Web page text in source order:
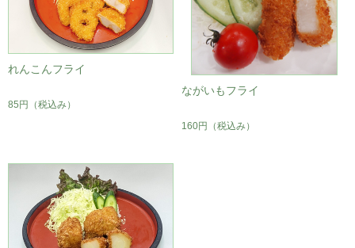
れんこんフライ
85円 （税込み）
ながいもフライ
160円 （税込み）